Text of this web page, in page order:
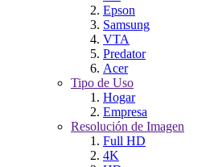
Epson
Samsung
VTA
Predator
Acer
Tipo de Uso
Hogar
Empresa
Resolución de Imagen
Full HD
4K